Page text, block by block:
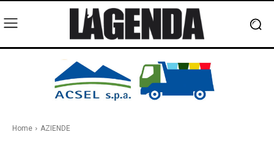
Home AZIENDE